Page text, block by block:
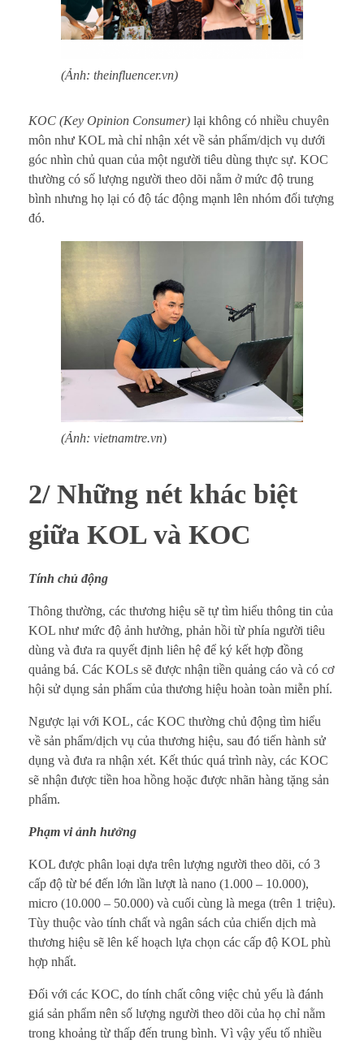
(Ảnh: theinfluencer.vn)
KOC (Key Opinion Consumer) lại không có nhiều chuyên
môn như KOL mà chỉ nhận xét về sản phẩm/dịch vụ dưới
góc nhìn chủ quan của một người tiêu dùng thực sự. KOC
thường có số lượng người theo dõi nằm ở mức độ trung
bình nhưng họ lại có độ tác động mạnh lên nhóm đối tượng
đó.
(Ảnh: vietnamtre.vn)
2/ Những nét khác biệt
giữa KOL và KOC
Tính chủ động
Thông thường, các thương hiệu sẽ tự tìm hiểu thông tin của
KOL như mức độ ảnh hưởng, phản hồi từ phía người tiêu
dùng và đưa ra quyết định liên hệ để ký kết hợp đồng
quảng bá. Các KOLs sẽ được nhận tiền quảng cáo và có cơ
hội sử dụng sản phẩm của thương hiệu hoàn toàn miễn phí.
Ngược lại với KOL, các KOC thường chủ động tìm hiểu
về sản phẩm/dịch vụ của thương hiệu, sau đó tiến hành sử
dụng và đưa ra nhận xét. Kết thúc quá trình này, các KOC
sẽ nhận được tiền hoa hồng hoặc được nhãn hàng tặng sản
phẩm.
Phạm vi ảnh hưởng
KOL được phân loại dựa trên lượng người theo dõi, có 3
cấp độ từ bé đến lớn lần lượt là nano (1.000 – 10.000),
micro (10.000 – 50.000) và cuối cùng là mega (trên 1 triệu).
Tùy thuộc vào tính chất và ngân sách của chiến dịch mà
thương hiệu sẽ lên kế hoạch lựa chọn các cấp độ KOL phù
hợp nhất.
Đối với các KOC, do tính chất công việc chủ yếu là đánh
giá sản phẩm nên số lượng người theo dõi của họ chỉ nằm
trong khoảng từ thấp đến trung bình. Vì vậy yếu tố nhiều